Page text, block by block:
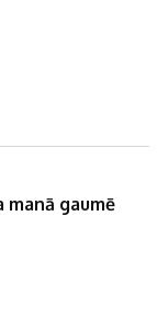
manā gaumē